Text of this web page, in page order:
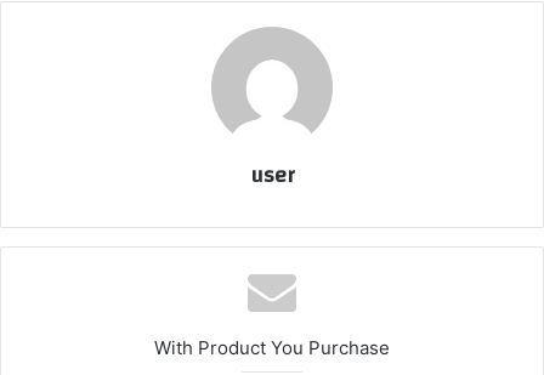
user
With Product You Purchase